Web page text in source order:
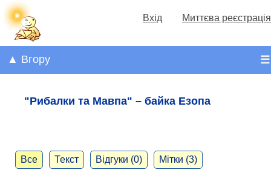
Вхід Миттєва реєстрація
☰
▲ Вгору
"Рибалки та Мавпа" – байка Езопа
Все Текст Відгуки (0) Мітки (3)